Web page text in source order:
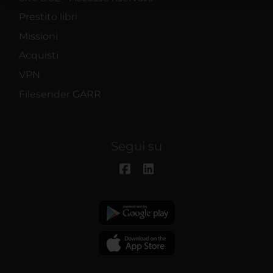
Prestito libri
Missioni
Acquisti
VPN
Filesender GARR
Segui su